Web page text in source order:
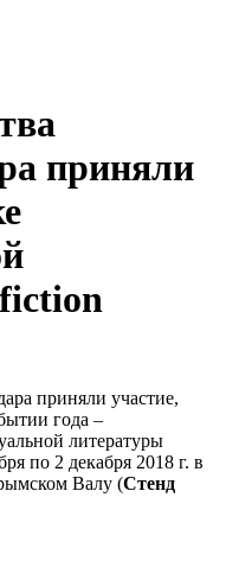
приняли
приняли участие,
года –
литературы
по 2 декабря 2018 г. в
Валу (Стенд